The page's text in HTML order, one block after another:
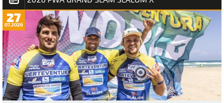
27
07.2026